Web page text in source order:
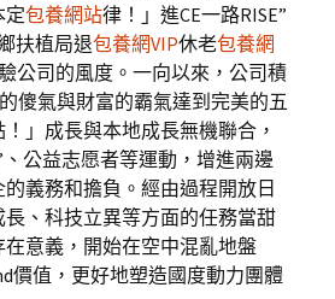
定包養網站律！」進CE一路RISE”
扶植局退包養網VIP休老包養網
公司的風度。一向以來，公司積
傻氣與財富的霸氣達到完美的五
」成長與本地成長無機聯合，
公益志愿者等運動，增進兩邊
義務和擔負。經由過程開放日
、科技立異等方面的任務當甜
意義，開始在空中混亂地盤
價值，更好地塑造國度動力團體